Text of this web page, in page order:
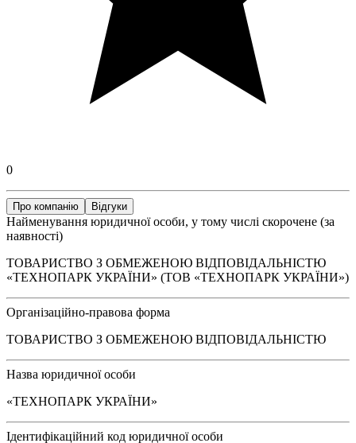
0
Про компанію Відгуки
Найменування юридичної особи, у тому числі скорочене (за
наявності)
ТОВАРИСТВО З ОБМЕЖЕНОЮ ВІДПОВІДАЛЬНІСТЮ
«ТЕХНОПАРК УКРАЇНИ» (ТОВ «ТЕХНОПАРК УКРАЇНИ»)
Організаційно-правова форма
ТОВАРИСТВО З ОБМЕЖЕНОЮ ВІДПОВІДАЛЬНІСТЮ
Назва юридичної особи
«ТЕХНОПАРК УКРАЇНИ»
Ідентифікаційний код юридичної особи